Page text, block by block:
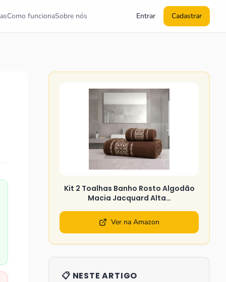
Como funcionaSobre nós Entrar Cadastrar
Kit 2 Toalhas Banho Rosto Algodão
Macia Jacquard Alta…
Ver na Amazon
📋 NESTE ARTIGO